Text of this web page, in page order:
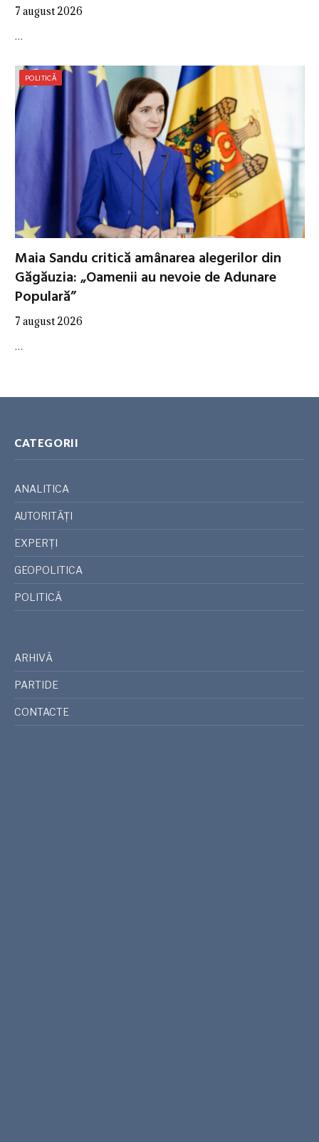
7 august 2026
…
POLITICĂ
Maia Sandu critică amânarea alegerilor din
Găgăuzia: „Oamenii au nevoie de Adunare
Populară”
7 august 2026
…
CATEGORII
ANALITICA
AUTORITĂȚI
EXPERȚI
GEOPOLITICA
POLITICĂ
ARHIVĂ
PARTIDE
CONTACTE